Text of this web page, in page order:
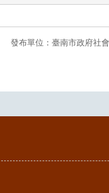
發布單位：臺南市政府社